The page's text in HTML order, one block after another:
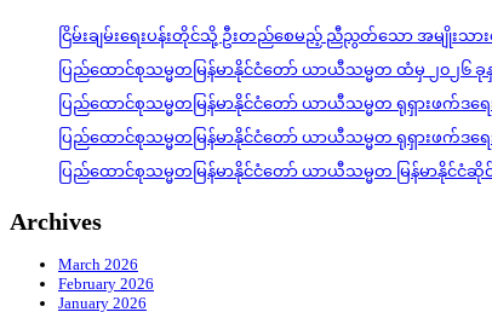
ငြိမ်းချမ်းရေးပန်းတိုင်သို့ ဦးတည်စေမည့် ညီညွတ်သော အမျိုးသာ
ပြည်ထောင်စုသမ္မတမြန်မာနိုင်ငံတော် ယာယီသမ္မတ ထံမှ ၂၀၂၆ ခု
ပြည်ထောင်စုသမ္မတမြန်မာနိုင်ငံတော် ယာယီသမ္မတ ရုရှားဖက်
ပြည်ထောင်စုသမ္မတမြန်မာနိုင်ငံတော် ယာယီသမ္မတ ရုရှားဖက်
ပြည်ထောင်စုသမ္မတမြန်မာနိုင်ငံတော် ယာယီသမ္မတ မြန်မာနို
Archives
March 2026
February 2026
January 2026